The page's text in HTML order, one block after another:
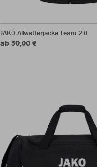
JAKO Allwetterjacke Team 2.0
ab 30,00 €